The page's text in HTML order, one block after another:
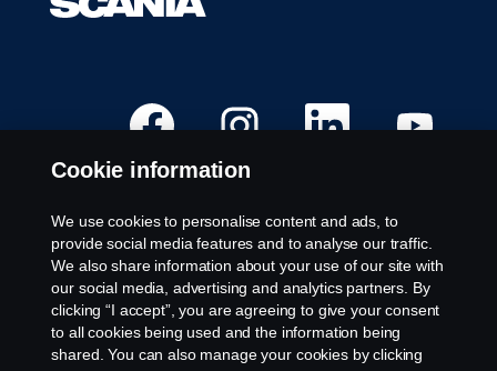
p
n
s
n
y
t
t
f
a
e
a
p
n
s
i
n
y
t
t
f
a
n
e
a
Å
n
n
y
t
t
f
a
e
a
n
t
n
y
t
t
f
a
e
a
Ledige stillinger
Steder
Kontakt oss
Om Scania
Cookie information
We use cookies to personalise content and ads, to
provide social media features and to analyse our traffic.
We also share information about your use of our site with
our social media, advertising and analytics partners. By
clicking “I accept”, you are agreeing to give your consent
to all cookies being used and the information being
shared. You can also manage your cookies by clicking